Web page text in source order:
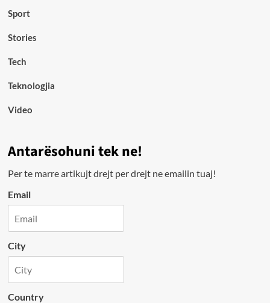
Sport
Stories
Tech
Teknologjia
Video
Antarësohuni tek ne!
Per te marre artikujt drejt per drejt ne emailin tuaj!
Email
City
Country